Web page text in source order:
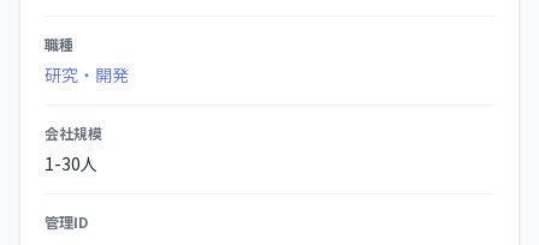
職種
研究・開発
会社規模
1-30人
管理ID